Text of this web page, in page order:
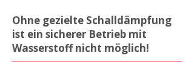
Ohne gezielte Schalldämpfung
ist ein sicherer Betrieb mit
Wasserstoff nicht möglich!